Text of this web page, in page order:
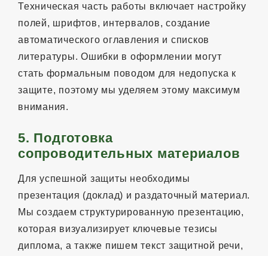
Техническая часть работы включает настройку
полей, шрифтов, интервалов, создание
автоматического оглавления и списков
литературы. Ошибки в оформлении могут
стать формальным поводом для недопуска к
защите, поэтому мы уделяем этому максимум
внимания.
5. Подготовка
сопроводительных материалов
Для успешной защиты необходимы
презентация (доклад) и раздаточный материал.
Мы создаем структурированную презентацию,
которая визуализирует ключевые тезисы
диплома, а также пишем текст защитной речи,